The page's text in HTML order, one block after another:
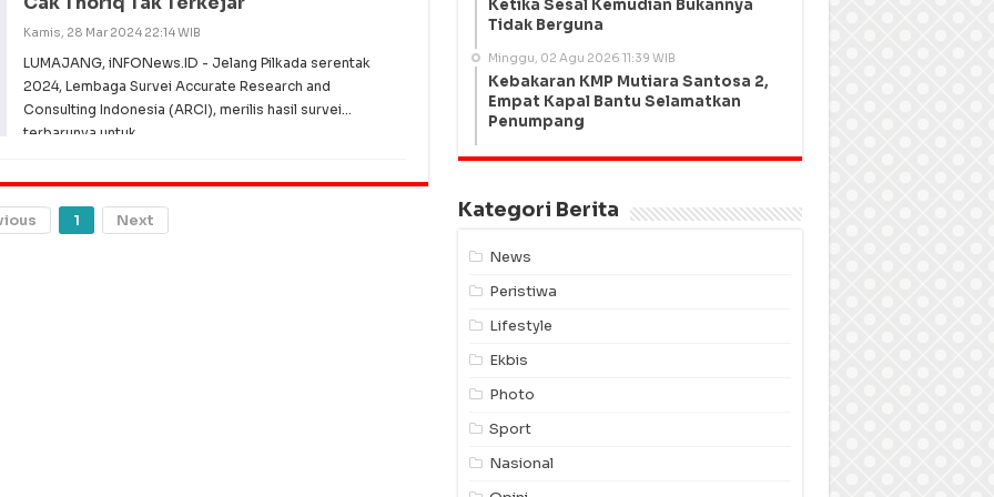
Kamis, 28 Mar 2024 22:14 WIB
LUMAJANG, iNFONews.ID - Jelang Pilkada serentak
2024, Lembaga Survei Accurate Research and
Consulting Indonesia (ARCI), merilis hasil survei
terbarunya untuk
1 Next
Ketika Sesal Kemudian Bukannya
Tidak Berguna
Minggu, 02 Agu 2026 11:39 WIB
Kebakaran KMP Mutiara Santosa 2,
Empat Kapal Bantu Selamatkan
Penumpang
Kategori Berita
News
Peristiwa
Lifestyle
Ekbis
Photo
Sport
Nasional